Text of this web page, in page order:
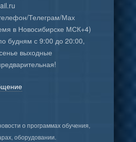
Телеграм/Мах
в Новосибирске МСК+4)
будням с 9:00 до 20:00,
выходные
о программах обучения,
оборудовании.